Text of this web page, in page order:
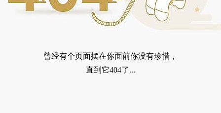
曾经有个页面摆在你面前你没有珍惜，
直到它404了...